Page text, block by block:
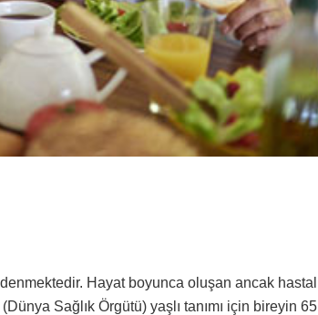
Hayat boyunca oluşan ancak
Sağlık Örgütü) yaşlı tanımı için bireyin